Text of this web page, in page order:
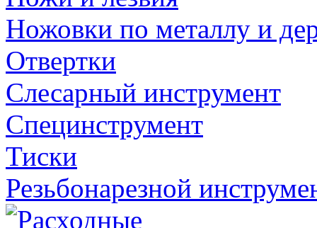
Ножовки по металлу и
Отвертки
Слесарный инструмент
Специнструмент
Тиски
Резьбонарезной